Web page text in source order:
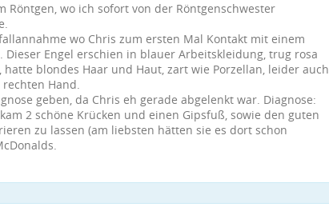
Röntgen, wo ich sofort von der Röntgenschwester
wo Chris zum ersten Mal Kontakt mit einem
Dieser Engel erschien in blauer Arbeitskleidung, trug rosa
hatte blondes Haar und Haut, zart wie Porzellan, leider auch
Hand.
geben, da Chris eh gerade abgelenkt war. Diagnose:
2 schöne Krücken und einen Gipsfuß, sowie den guten
zu lassen (am liebsten hätten sie es dort schon